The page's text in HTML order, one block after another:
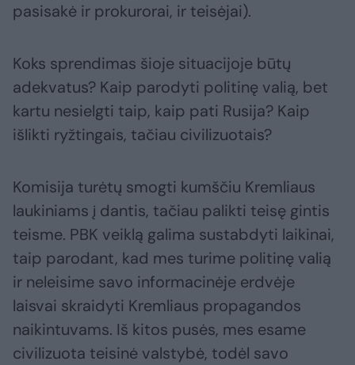
pasisakė ir prokurorai, ir teisėjai).
Koks sprendimas šioje situacijoje būtų
adekvatus? Kaip parodyti politinę valią, bet
kartu nesielgti taip, kaip pati Rusija? Kaip
išlikti ryžtingais, tačiau civilizuotais?
Komisija turėtų smogti kumščiu Kremliaus
laukiniams į dantis, tačiau palikti teisę gintis
teisme. PBK veiklą galima sustabdyti laikinai,
taip parodant, kad mes turime politinę valią
ir neleisime savo informacinėje erdvėje
laisvai skraidyti Kremliaus propagandos
naikintuvams. Iš kitos pusės, mes esame
civilizuota teisinė valstybė, todėl savo